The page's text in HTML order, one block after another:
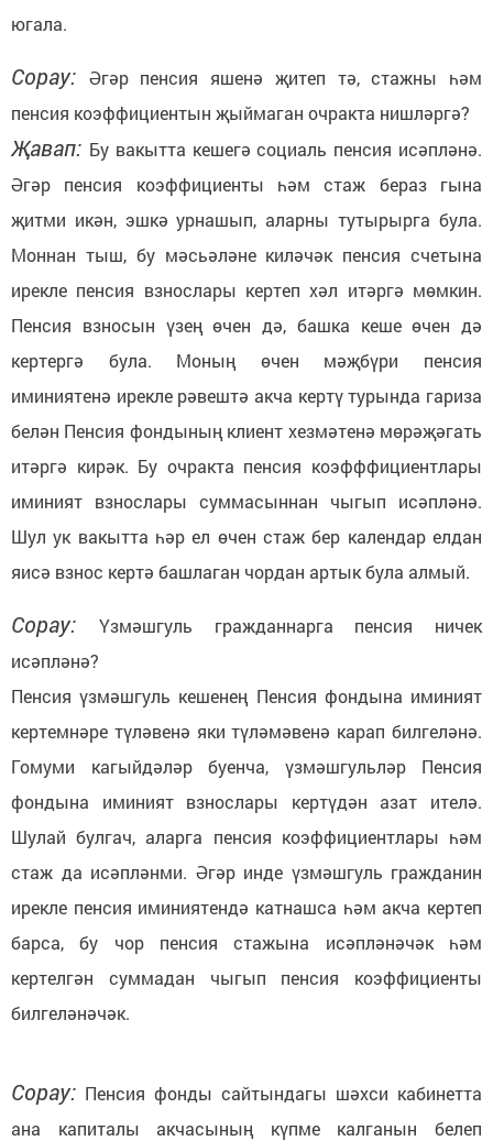
югала.
Сорау: Әгәр пенсия яшенә җитеп тә, стажны һәм
пенсия коэффициентын җыймаган очракта нишләргә?
Җавап: Бу вакытта кешегә социаль пенсия исәпләнә.
Әгәр пенсия коэффициенты һәм стаж бераз гына
җитми икән, эшкә урнашып, аларны тутырырга була.
Моннан тыш, бу мәсьәләне киләчәк пенсия счетына
ирекле пенсия взнослары кертеп хәл итәргә мөмкин.
Пенсия взносын үзең өчен дә, башка кеше өчен дә
кертергә була. Моның өчен мәҗбүри пенсия
иминиятенә ирекле рәвештә акча кертү турында гариза
белән Пенсия фондының клиент хезмәтенә мөрәҗәгать
итәргә кирәк. Бу очракта пенсия коэфффициентлары
иминият взнослары суммасыннан чыгып исәпләнә.
Шул ук вакытта һәр ел өчен стаж бер календар елдан
яисә взнос кертә башлаган чордан артык була алмый.
Сорау:
Үзмәшгуль гражданнарга пенсия ничек
исәпләнә?
Пенсия үзмәшгуль кешенең Пенсия фондына иминият
кертемнәре түләвенә яки түләмәвенә карап билгеләнә.
Гомуми кагыйдәләр буенча, үзмәшгульләр Пенсия
фондына иминият взнослары кертүдән азат ителә.
Шулай булгач, аларга пенсия коэффициентлары һәм
стаж да исәпләнми. Әгәр инде үзмәшгуль гражданин
ирекле пенсия иминиятендә катнашса һәм акча кертеп
барса, бу чор пенсия стажына исәпләнәчәк һәм
кертелгән суммадан чыгып пенсия коэффициенты
билгеләнәчәк.
Сорау: Пенсия фонды сайтындагы шәхси кабинетта
ана капиталы акчасының күпме калганын белеп